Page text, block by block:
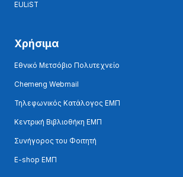
EULiST
Χρήσιμα
Εθνικό Μετσόβιο Πολυτεχνείο
Chemeng Webmail
Τηλεφωνικός Κατάλογος ΕΜΠ
Κεντρική Βιβλιοθήκη ΕΜΠ
Συνήγορος του Φοιτητή
E-shop ΕΜΠ